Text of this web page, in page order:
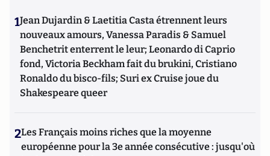
1Jean Dujardin & Laetitia Casta étrennent leurs
nouveaux amours, Vanessa Paradis & Samuel
Benchetrit enterrent le leur; Leonardo di Caprio
fond, Victoria Beckham fait du brukini, Cristiano
Ronaldo du bisco-fils; Suri ex Cruise joue du
Shakespeare queer
2Les Français moins riches que la moyenne
européenne pour la 3e année consécutive : jusqu'où